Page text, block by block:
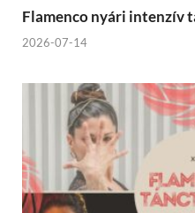
Flamenco nyári intenzív
2026-07-14